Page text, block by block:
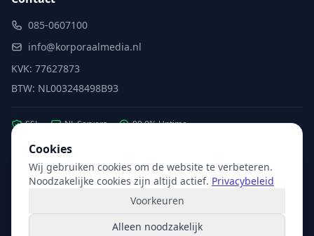
085-0607100
info@korporaalmedia.nl
KVK: 77627873
BTW: NL003248498B93
SSL NL Servers 99.9% Uptime
Partner van: Microsoft·X2com Hikvision
© 2026 Korporaal Media. Alle rechten voorbehouden.
Cookies
Wij gebruiken cookies om de website te verbeteren.
Noodzakelijke cookies zijn altijd actief. Privacybeleid
Voorkeuren
Alleen noodzakelijk